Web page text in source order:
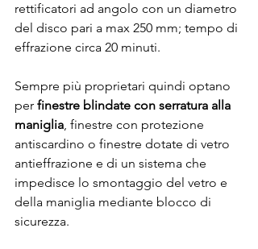
rettificatori ad angolo con un diametro
del disco pari a max 250 mm; tempo di
effrazione circa 20 minuti.
Sempre più proprietari quindi optano
per finestre blindate con serratura alla
maniglia, finestre con protezione
antiscardino o finestre dotate di vetro
antieffrazione e di un sistema che
impedisce lo smontaggio del vetro e
della maniglia mediante blocco di
sicurezza.